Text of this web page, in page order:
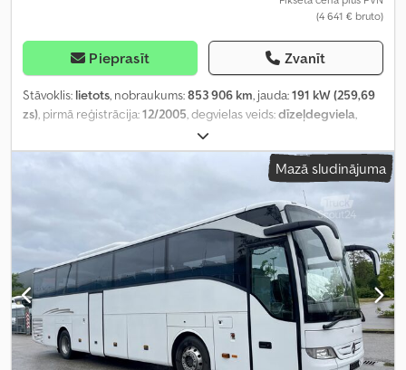
(4 641 € bruto)
Pieprasīt Zvanīt
Stāvoklis: lietots, nobraukums:853 906 km, jauda:191 kW (259,69
zs), pirmā reģistrācija:12/2005, degvielas veids:dīzeļdegviela,
, pārnesuma veids:
konfigurācija:4x2, tukšais svars:11 700 kg, maksimālā kravnesība:
6 300 kg
, emisijas klase:Euro 4, krāsa:
gaiss
, vadītāja
ABS, borta dators, gaisa
kondicionēšana, kabīne, kvēpu filtrs, stāvvietas sildītājs, stūres
pastiprinātājs,
Mazā sludinājuma